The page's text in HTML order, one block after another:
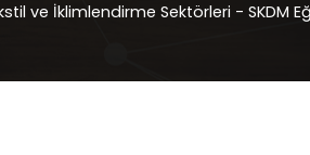
ve İklimlendirme Sektörleri - SKDM